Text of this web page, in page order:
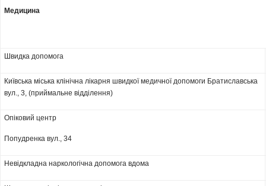
Медицина
Швидка допомога
Київська міська клінічна лікарня швидкої медичної допомоги Братиславська
вул., 3, (приймальне відділення)
Опіковий центр
Попудренка вул., 34
Невідкладна наркологічна допомога вдома